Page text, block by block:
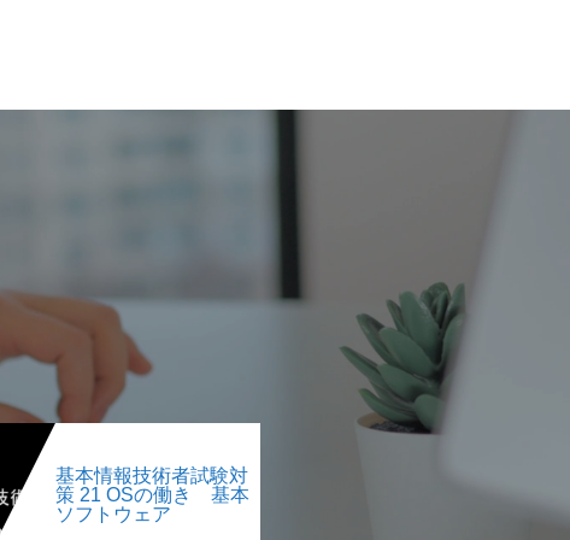
基本情報技術者試験対
策 21 OSの働き 基本
ソフトウェア